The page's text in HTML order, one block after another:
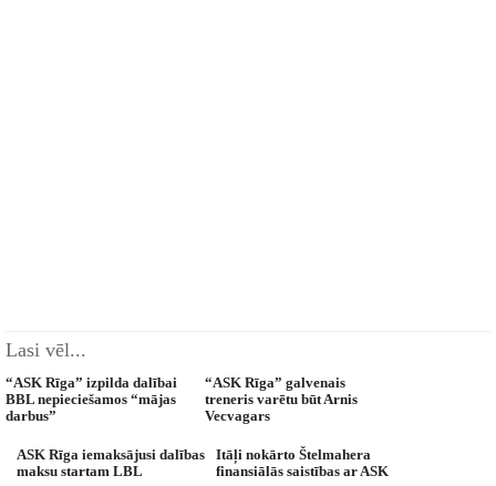
Lasi vēl...
“ASK Rīga” izpilda dalībai
BBL nepieciešamos “mājas
darbus”
“ASK Rīga” galvenais
treneris varētu būt Arnis
Vecvagars
ASK Rīga iemaksājusi dalības
maksu startam LBL
Itāļi nokārto Štelmahera
finansiālās saistības ar ASK